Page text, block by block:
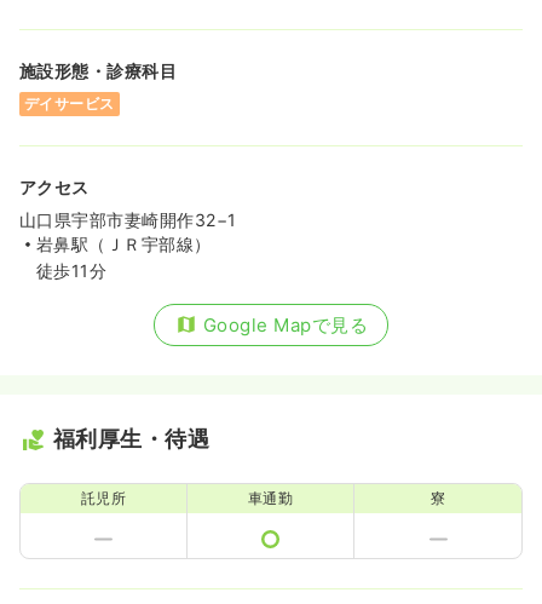
施設形態・診療科目
デイサービス
アクセス
山口県宇部市妻崎開作32−1
岩鼻駅（ＪＲ宇部線）
徒歩11分
Google Mapで見る
福利厚生・待遇
託児所 車通勤 寮